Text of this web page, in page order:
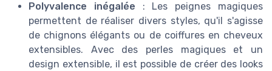
Polyvalence inégalée : Les peignes magiques
permettent de réaliser divers styles, qu'il s'agisse
de chignons élégants ou de coiffures en cheveux
extensibles. Avec des perles magiques et un
design extensible, il est possible de créer des looks